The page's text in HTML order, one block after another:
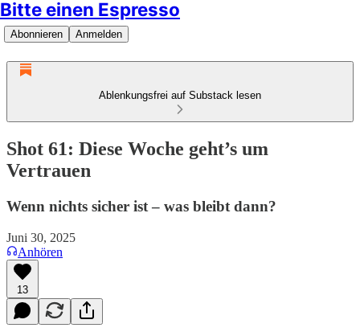
Bitte einen Espresso
Abonnieren Anmelden
Ablenkungsfrei auf Substack lesen
Shot 61: Diese Woche geht’s um
Vertrauen
Wenn nichts sicher ist – was bleibt dann?
Juni 30, 2025
Anhören
13